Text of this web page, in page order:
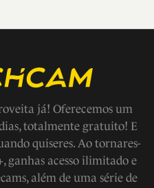
já! Oferecemos um
totalmente gratuito! E
quiseres. Ao tornares-
ganhas acesso ilimitado e
além de uma série de